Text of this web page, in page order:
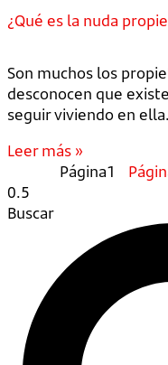
¿Qué es la nuda
Son muchos los
desconocen que
seguir viviendo en
Leer más »
Página1
Buscar